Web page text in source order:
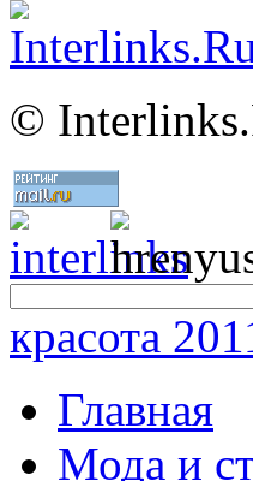
©
красота
Главная
Мода и